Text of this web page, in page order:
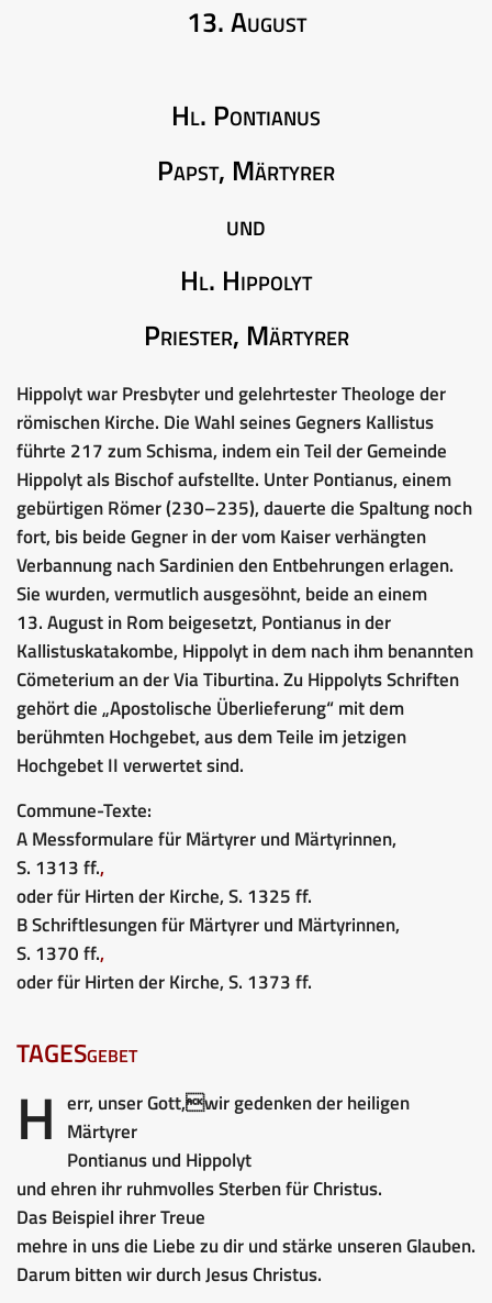
13. August
Hl. Pontianus
Papst, Märtyrer
und
Hl. Hippolyt
Priester, Märtyrer
Hippolyt war Presbyter und gelehrtester Theologe der
römischen Kirche. Die Wahl seines Gegners Kallistus
führte 217 zum Schisma, indem ein Teil der Gemeinde
Hippolyt als Bischof aufstellte. Unter Pontianus, einem
gebürtigen Römer (230–235), dauerte die Spaltung noch
fort, bis beide Gegner in der vom Kaiser verhängten
Verbannung nach Sardinien den Entbehrungen erlagen.
Sie wurden, vermutlich ausgesöhnt, beide an einem
13. August in Rom beigesetzt, Pontianus in der
Kallistuskatakombe, Hippolyt in dem nach ihm benannten
Cömeterium an der Via Tiburtina. Zu Hippolyts Schriften
gehört die „Apostolische Überlieferung“ mit dem
berühmten Hochgebet, aus dem Teile im jetzigen
Hochgebet II verwertet sind.
Commune-Texte:
A Messformulare für Märtyrer und Märtyrinnen,
S. 1313 ff.,
oder für Hirten der Kirche, S. 1325 ff.
B Schriftlesungen für Märtyrer und Märtyrinnen,
S. 1370 ff.,
oder für Hirten der Kirche, S. 1373 ff.
TAGESgebet
H err, unser Gott,wir gedenken der heiligen
Märtyrer
Pontianus und Hippolyt
und ehren ihr ruhmvolles Sterben für Christus.
Das Beispiel ihrer Treue
mehre in uns die Liebe zu dir und stärke unseren Glauben.
Darum bitten wir durch Jesus Christus.